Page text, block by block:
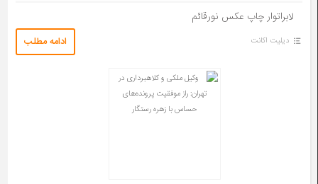
لابراتوار چاپ عکس نورقائم
دیلیت اکانت ادامه مطلب